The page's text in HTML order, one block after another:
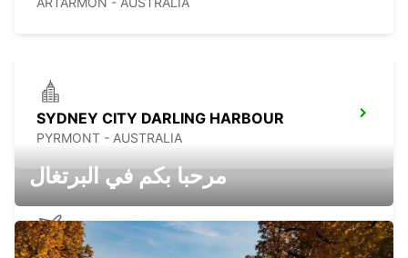
SYDNEY CITY DARLING HARBOUR
PYRMONT - AUSTRALIA
SYDNEY AIRPORT
مرحبا بكم في البرتغال